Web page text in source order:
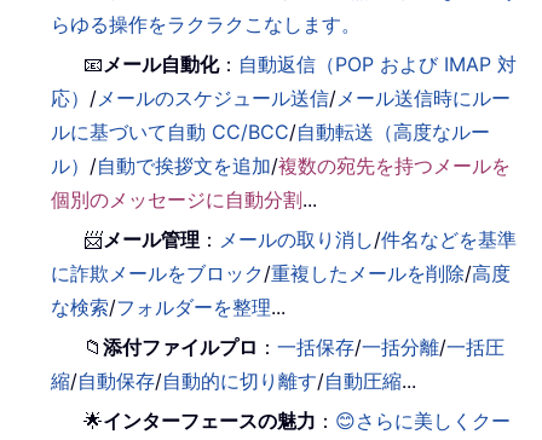
らゆる操作をラクラクこなします。
📧 メール自動化： 自動返信（POP および IMAP 対
応） / メールのスケジュール送信/ メール送信時にルー
ルに基づいて自動 CC/BCC/自動転送（高度なルー
ル） /自動で挨拶文を追加/複数の宛先を持つメールを
個別のメッセージに自動分割...
📨メール管理 ： メールの取り消し/件名などを基準
に詐欺メールをブロック/重複したメールを削除/高度
な検索/フォルダーを整理...
📁添付ファイルプロ ：一括保存/一括分離/一括圧
縮/自動保存/自動的に切り離す/自動圧縮...
🌟インターフェースの魅力 ： 😊さらに美しくクー